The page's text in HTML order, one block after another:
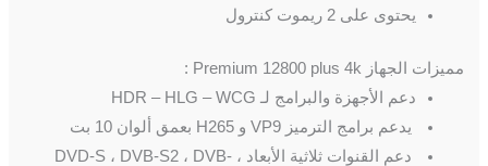
يحتوى على 2 ريموت كنترول
مميزات الجهاز Premium 12800 plus 4k :
دعم الأجهزة والبرامج لـ HDR – HLG – WCG
يدعم برامج الترميز VP9 و H265 بعمق ألوان 10 بت
دعم القنوات ثلاثية الأبعاد ، DVD-S ، DVB-S2 ، DVB-